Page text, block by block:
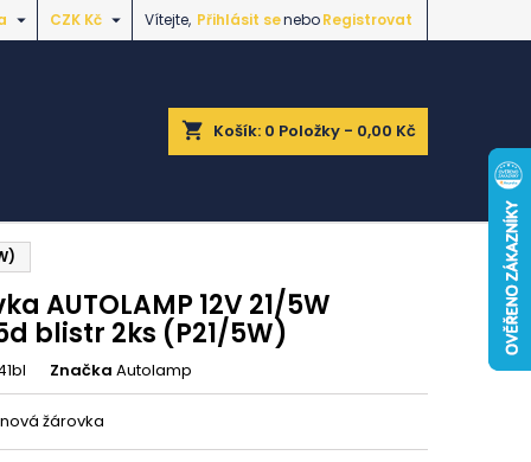
Vítejte, Přihlásit seneboRegistrovat
CZK Kč 

shopping_cart Košík: 0 Položky - 0,00 Kč
AUTOLAMP 12V 21/5W
blistr 2ks (P21/5W)
Značka Autolamp
žárovka